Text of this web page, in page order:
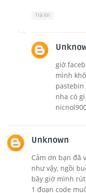
Trả lời
giờ
mình
nha có
Unknown
Cảm ơn bạn đã
như vậy, ngồi
bây giờ mình
1 đoạn code